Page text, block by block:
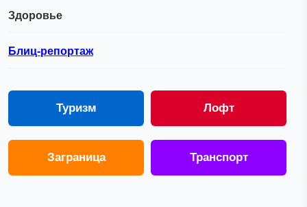
Здоровье
Блиц-репортаж
Туризм Лофт
Заграница Транспорт